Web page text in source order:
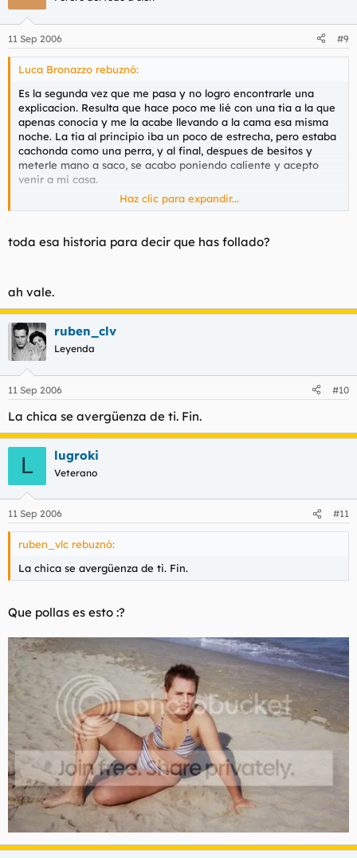
11 Sep 2006 #9
Luca Bronazzo rebuznó:
Es la segunda vez que me pasa y no logro encontrarle una
explicacion. Resulta que hace poco me lié con una tia a la que
apenas conocia y me la acabe llevando a la cama esa misma
noche. La tia al principio iba un poco de estrecha, pero estaba
cachonda como una perra, y al final, despues de besitos y
meterle mano a saco, se acabo poniendo caliente y acepto
venir a mi casa.
Alli ataque como una fiera y le acabe haciendo casi de todo.
Lo que no entiendo es que la llamo a los dos dias y la tia se
seguimos siendo colegas y otras chorradas asi. Y yo me
pregunto, pero que colegas ni que leches? si casi no la conozco
de nada, vamos, que amigos no somos.
Luego me dice que no quiere nada serio y yo le digo que
tampoco, que es que me lo pase bien y queria repetir pero
nada, la tia se hace la esquiva.
Ahora ya ni hablo con ella pero no entiendo ese cambio de
comportamiento porque os digo que esa noche a la tia esa le
hice ver las estrellas. Alguien sabe decirme porque pasan estas
cosas?
Haz clic para expandir...
toda esa historia para decir que has follado?
ah vale.
ruben_clv
Leyenda
11 Sep 2006 #10
La chica se avergüenza de ti. Fin.
L lugroki
Veterano
11 Sep 2006 #11
ruben_vlc rebuznó:
La chica se avergüenza de ti. Fin.
Que pollas es esto :?